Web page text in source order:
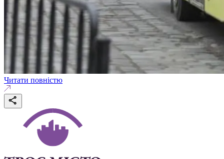
Читати повністю